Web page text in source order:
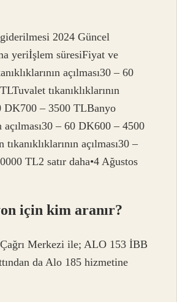
giderilmesi 2024 Güncel
yeriİşlem süresiFiyat ve
açılması30 – 60
tıkanıklıklarının
DK700 – 3500 TLBanyo
açılması30 – 60 DK600 – 4500
açılması30 –
TL2 satır daha•4 Ağustos
için kim aranır?
Merkezi ile; ALO 153 İBB
da Alo 185 hizmetine